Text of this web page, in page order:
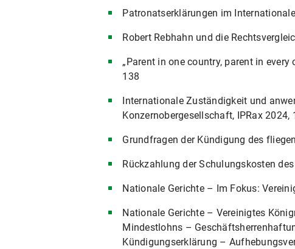
Patronatserklärungen im
Robert Rebhahn und die
„Parent in one country, parent in
138
Internationale Zuständigkeit und
Konzernobergesellschaft, IPRax 2024,
Grundfragen der Kündigung des
Rückzahlung der Schulungskosten
Nationale Gerichte – Im Fokus:
Nationale Gerichte – Vereinigtes
Mindestlohns –
Kündigungserklärung –